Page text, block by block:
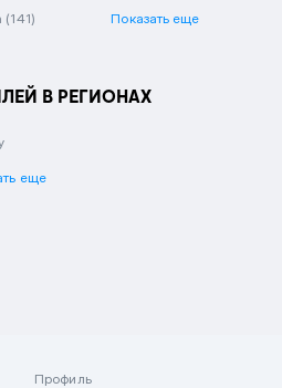
(141) Показать еще
В РЕГИОНАХ
еще
Профиль